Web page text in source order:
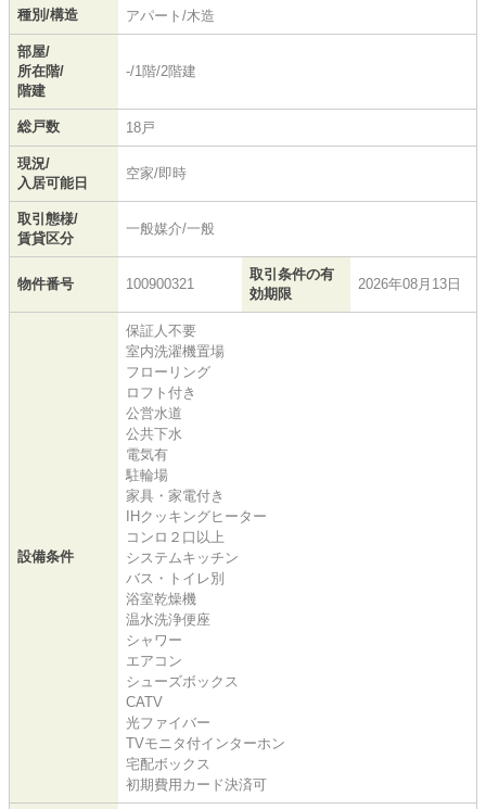
種別/構造 アパート/木造
部屋/
所在階/
階建
-/1階/2階建
総戸数 18戸
現況/
入居可能日
空家/即時
取引態様/
賃貸区分
一般媒介/一般
物件番号 100900321
取引条件の有
効期限
2026年08月13日
設備条件
保証人不要
室内洗濯機置場
フローリング
ロフト付き
公営水道
公共下水
電気有
駐輪場
家具・家電付き
IHクッキングヒーター
コンロ２口以上
システムキッチン
バス・トイレ別
浴室乾燥機
温水洗浄便座
シャワー
エアコン
シューズボックス
CATV
光ファイバー
TVモニタ付インターホン
宅配ボックス
初期費用カード決済可